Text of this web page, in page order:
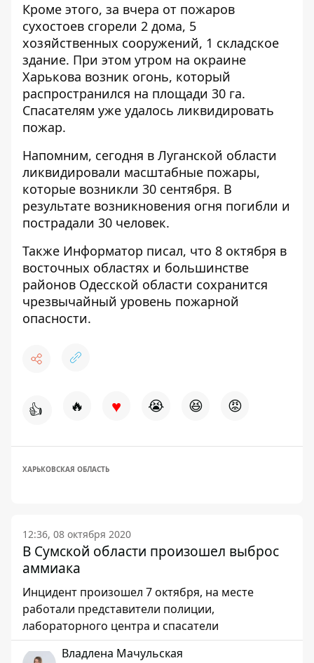
Кроме этого, за вчера от пожаров
сухостоев сгорели 2 дома, 5
хозяйственных сооружений, 1 складское
здание. При этом утром на окраине
Харькова возник огонь, который
распространился на площади 30 га.
Спасателям уже удалось ликвидировать
пожар.
Напомним, сегодня в Луганской области
ликвидировали масштабные пожары,
которые возникли 30 сентября. В
результате возникновения огня погибли и
пострадали 30 человек.
Также Информатор писал, что 8 октября в
восточных областях и большинстве
районов Одесской области сохранится
чрезвычайный уровень пожарной
опасности.
👍 🔥 ♥ 😭 😆 😡
ХАРЬКОВСКАЯ ОБЛАСТЬ
12:36, 08 октября 2020
В Сумской области произошел выброс
аммиака
Инцидент произошел 7 октября, на месте
работали представители полиции,
лабораторного центра и спасатели
Владлена Мачульская